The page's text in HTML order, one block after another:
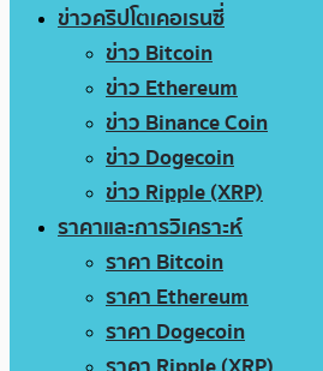
ข่าวคริปโตเคอเรนซี่
ข่าว Bitcoin
ข่าว Ethereum
ข่าว Binance Coin
ข่าว Dogecoin
ข่าว Ripple (XRP)
ราคาและการวิเคราะห์
ราคา Bitcoin
ราคา Ethereum
ราคา Dogecoin